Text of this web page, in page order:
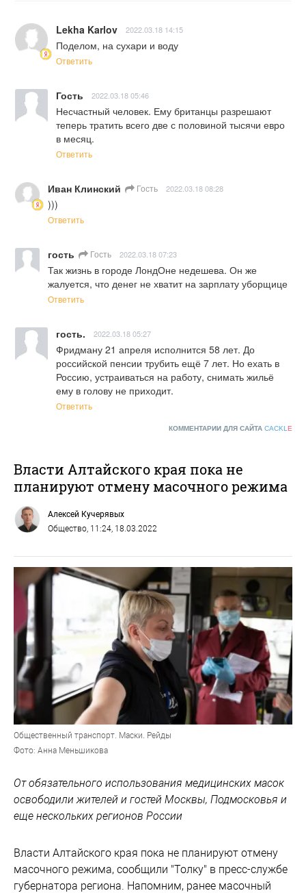
Lekha Karlov 2022.03.18 14:15
Поделом, на сухари и воду
Ответить
Гость 2022.03.18 05:46
Несчастный человек. Ему британцы разрешают
теперь тратить всего две с половиной тысячи евро
в месяц.
Ответить
Иван Клинский Гость 2022.03.18 08:28
)))
Ответить
гость Гость 2022.03.18 07:23
Так жизнь в городе ЛондОне недешева. Он же
жалуется, что денег не хватит на зарплату уборщице
Ответить
гость. 2022.03.18 05:27
Фридману 21 апреля исполнится 58 лет. До
российской пенсии трубить ещё 7 лет. Но ехать в
Россию, устраиваться на работу, снимать жильё
ему в голову не приходит.
Ответить
КОММЕНТАРИИ ДЛЯ САЙТА CACKL E
Власти Алтайского края пока не
планируют отмену масочного режима
Алексей Кучерявых
Общество, 11:24, 18.03.2022
Общественный транспорт. Маски. Рейды
Фото: Анна Меньшикова
От обязательного использования медицинских масок
освободили жителей и гостей Москвы, Подмосковья и
еще нескольких регионов России
Власти Алтайского края пока не планируют отмену
масочного режима, сообщили "Толку" в пресс-службе
губернатора региона. Напомним, ранее масочный